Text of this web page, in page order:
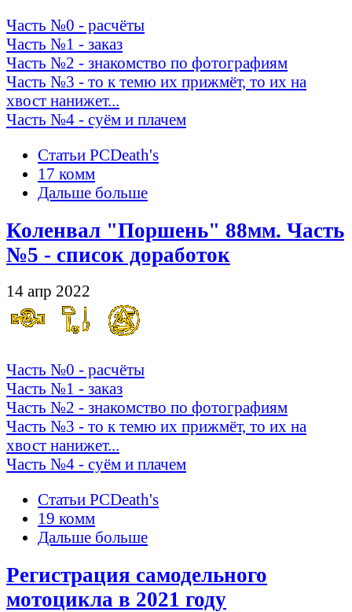
Часть №0 - расчёты
Часть №1 - заказ
Часть №2 - знакомство по фотографиям
Часть №3 - то к темю их прижмёт, то их на
хвост нанижет...
Часть №4 - суём и плачем
Статьи PCDeath's
17 комм
Дальше больше
Коленвал "Поршень" 88мм. Часть
№5 - список доработок
14 апр 2022
Часть №0 - расчёты
Часть №1 - заказ
Часть №2 - знакомство по фотографиям
Часть №3 - то к темю их прижмёт, то их на
хвост нанижет...
Часть №4 - суём и плачем
Статьи PCDeath's
19 комм
Дальше больше
Регистрация самодельного
мотоцикла в 2021 году